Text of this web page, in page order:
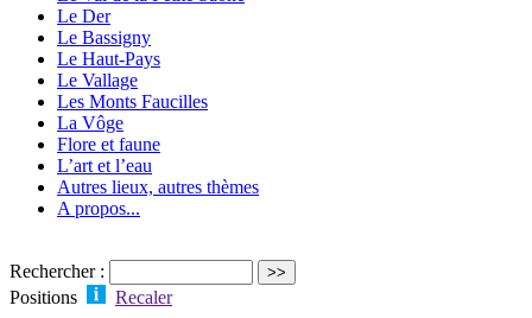
Le Der
Le Bassigny
Le Haut-Pays
Le Vallage
Les Monts Faucilles
La Vôge
Flore et faune
L’art et l’eau
Autres lieux, autres thèmes
A propos...
Rechercher :
Positions
Recaler